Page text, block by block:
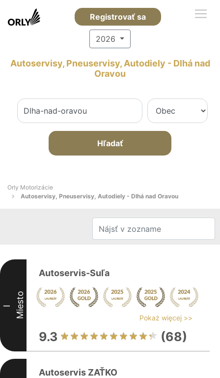
Registrovať sa
2026
Autoservisy, Pneuservisy, Autodiely - Dlhá nad
Oravou
Hľadať
Orly Motorizácie
Autoservisy, Pneuservisy, Autodiely - Dlhá nad Oravou
I Miesto
Autoservis-Suľa
Pokaż więcej >>
9.3 (68)
Autoservis ZAŤKO